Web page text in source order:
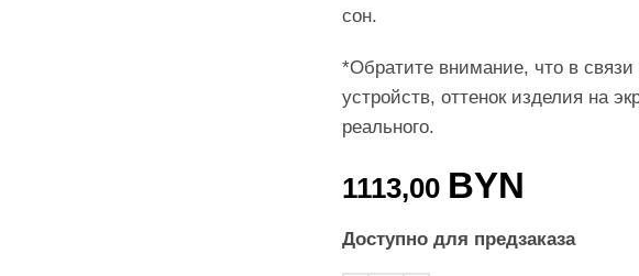
сон.
*Обратите внимание, что в
устройств, оттенок изделия на
реального.
1113,00 BYN
Доступно для предзаказа